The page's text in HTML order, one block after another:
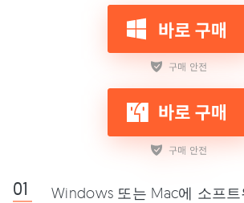
Windows 또는 Mac에 소프트